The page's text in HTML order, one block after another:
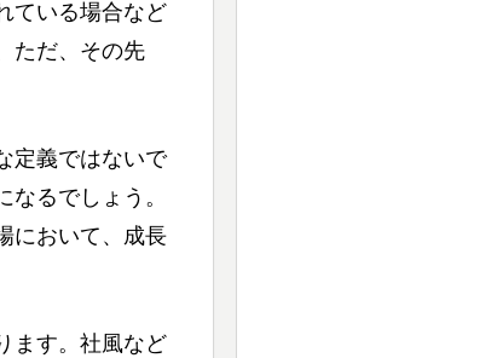
ている場合など
ただ、その先
定義ではないで
るでしょう。
において、成長
ます。社風など